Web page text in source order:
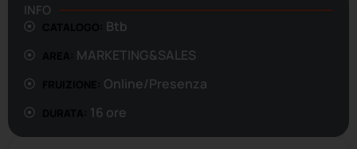
INFO
Btb
MARKETING&SALES
Online/Presenza
16 ore